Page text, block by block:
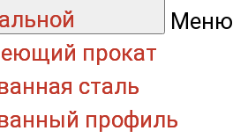
Меню
прокат
сталь
профиль
прокат
сталь
профиль